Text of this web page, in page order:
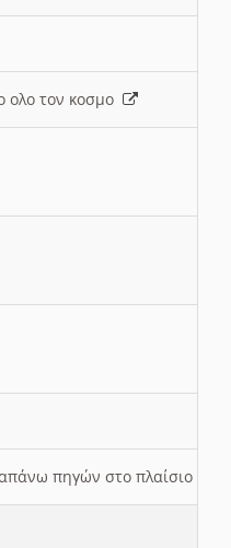
ολο τον κοσμο
πηγών στο πλαίσιο